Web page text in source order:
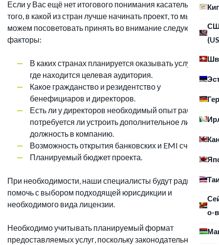
о-
Если у Вас ещё нет итогового понимания касательно
того, в какой из стран лучше начинать проект, то мы
можем посоветовать принять во внимание следующие
факторы:
В каких странах планируется оказывать услуги,
где находится целевая аудитория.
Какое гражданство и резидентство у
бенефициаров и директоров.
Есть ли у директоров необходимый опыт работы,
потребуется ли устроить дополнительное лицо на
должность в компанию.
Возможность открытия банковских и EMI счетов.
Планируемый бюджет проекта.
При необходимости, наши специалисты будут рады
помочь с выбором подходящей юрисдикции и
необходимого вида лицензии.
Необходимо учитывать планируемый формат
предоставляемых услуг, поскольку законодательные